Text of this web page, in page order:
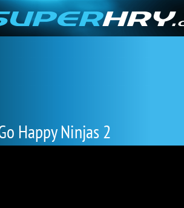
Happy Ninjas 2